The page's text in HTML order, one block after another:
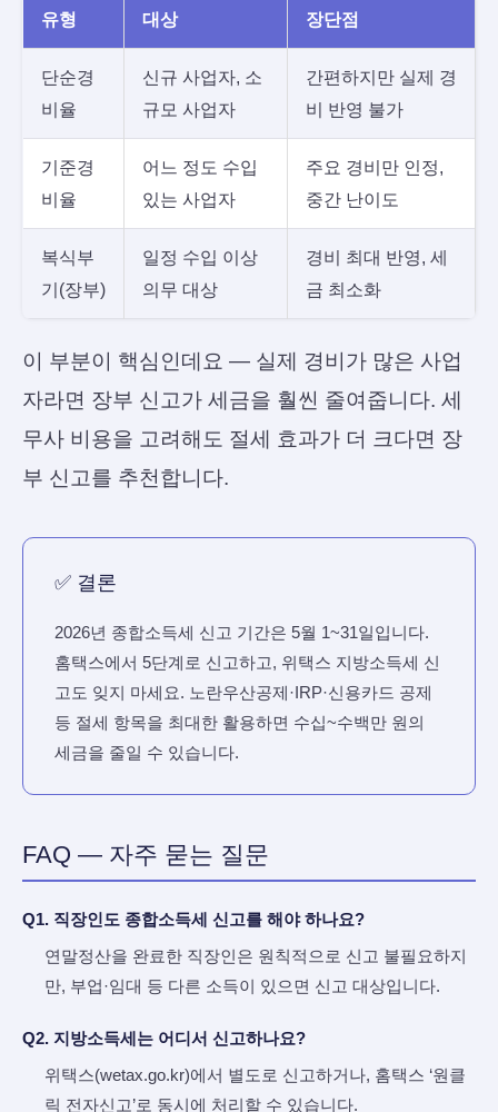
유형 대상 장단점
단순경
비율
신규 사업자, 소
규모 사업자
간편하지만 실제 경
비 반영 불가
기준경
비율
어느 정도 수입
있는 사업자
주요 경비만 인정,
중간 난이도
복식부
기(장부)
일정 수입 이상
의무 대상
경비 최대 반영, 세
금 최소화
이 부분이 핵심인데요 — 실제 경비가 많은 사업
자라면 장부 신고가 세금을 훨씬 줄여줍니다. 세
무사 비용을 고려해도 절세 효과가 더 크다면 장
부 신고를 추천합니다.
✅ 결론
2026년 종합소득세 신고 기간은 5월 1~31일입니다.
홈택스에서 5단계로 신고하고, 위택스 지방소득세 신
고도 잊지 마세요. 노란우산공제·IRP·신용카드 공제
등 절세 항목을 최대한 활용하면 수십~수백만 원의
세금을 줄일 수 있습니다.
FAQ — 자주 묻는 질문
Q1. 직장인도 종합소득세 신고를 해야 하나요?
연말정산을 완료한 직장인은 원칙적으로 신고 불필요하지
만, 부업·임대 등 다른 소득이 있으면 신고 대상입니다.
Q2. 지방소득세는 어디서 신고하나요?
위택스(wetax.go.kr)에서 별도로 신고하거나, 홈택스 ‘원클
릭 전자신고’로 동시에 처리할 수 있습니다.